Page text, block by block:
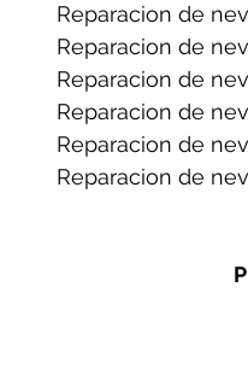
Reparacion de
Reparacion de
Reparacion de
Reparacion de
Reparacion de
Reparacion de